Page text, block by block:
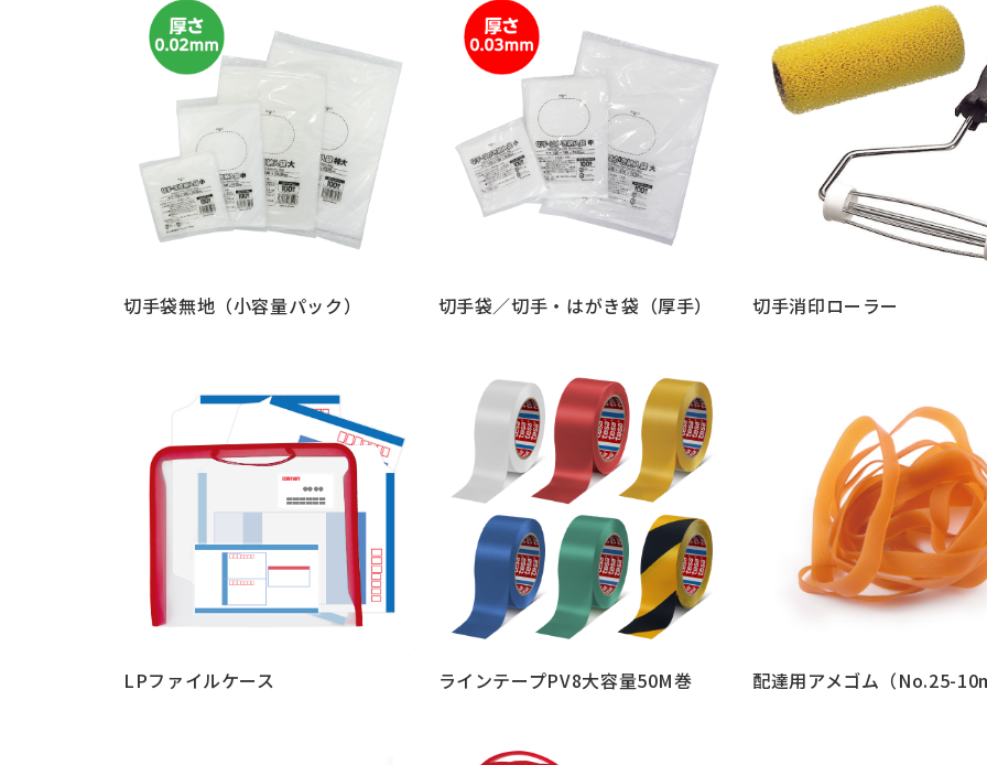
切手袋無地（小容量パック）
切手袋／切手・はがき袋（厚手）
切手消印ローラー
LPファイルケース
ラインテープPV8大容量50M巻
配達用アメゴム（No.25-